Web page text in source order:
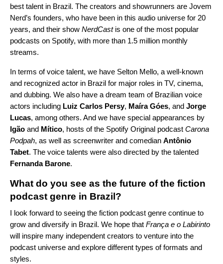
best talent in Brazil. The creators and showrunners are Jovem
Nerd’s founders, who have been in this audio universe for 20
years, and their show NerdCastis one of the most popular
podcasts on Spotify, with more than 1.5 million monthly
streams.
In terms of voice talent, we have Selton Mello, a well-known
and recognized actor in Brazil for major roles in TV, cinema,
and dubbing. We also have a dream team of Brazilian voice
actors including Luiz Carlos Persy, Maíra Góes, and Jorge
Lucas, among others. And we have special appearances by
Igão and Mítico, hosts of the Spotify Original podcast Carona
Podpah, as well as screenwriter and comedian Antônio
Tabet. The voice talents were also directed by the talented
Fernanda Barone.
What do you see as the future of the fiction
podcast genre in Brazil?
I look forward to seeing the fiction podcast genre continue to
grow and diversify in Brazil. We hope that França e o Labirinto
will inspire many independent creators to venture into the
podcast universe and explore different types of formats and
styles.